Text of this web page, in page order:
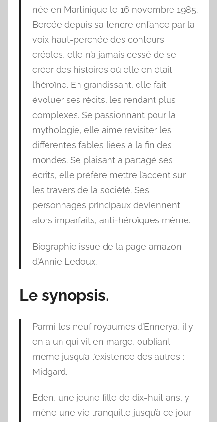
née en Martinique le 16 novembre 1985.
Bercée depuis sa tendre enfance par la
voix haut-perchée des conteurs
créoles, elle n’a jamais cessé de se
créer des histoires où elle en était
l’héroïne. En grandissant, elle fait
évoluer ses récits, les rendant plus
complexes. Se passionnant pour la
mythologie, elle aime revisiter les
différentes fables liées à la fin des
mondes. Se plaisant a partagé ses
écrits, elle préfère mettre l’accent sur
les travers de la société. Ses
personnages principaux deviennent
alors imparfaits, anti-héroïques même.
Biographie issue de la page amazon
d’Annie Ledoux.
Le synopsis.
Parmi les neuf royaumes d’Ennerya, il y
en a un qui vit en marge, oubliant
même jusqu’à l’existence des autres :
Midgard.
Eden, une jeune fille de dix-huit ans, y
mène une vie tranquille jusqu’à ce jour